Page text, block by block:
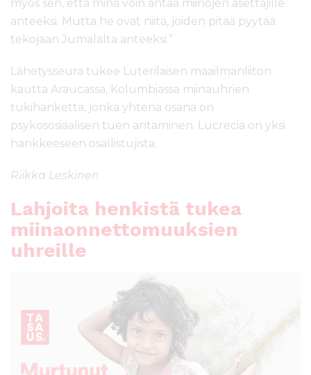
myös sen, että minä voin antaa miinojen asettajille
anteeksi. Mutta he ovat niitä, joiden pitää pyytää
tekojaan Jumalalta anteeksi.”
Lähetysseura tukee Luterilaisen maailmanliiton
kautta Araucassa, Kolumbiassa miinauhrien
tukihanketta, jonka yhtenä osana on
psykososiaalisen tuen antaminen. Lucrecia on yksi
hankkeeseen osallistujista.
Riikka Leskinen
Lahjoita henkistä tukea
miinaonnettomuuksien
uhreille